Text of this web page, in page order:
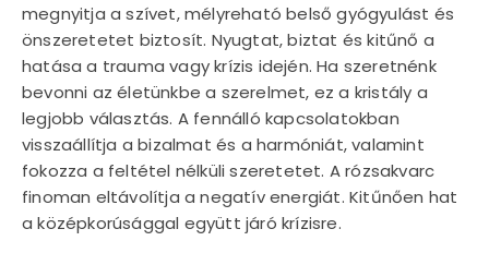
megnyitja a szívet, mélyreható belső gyógyulást és
önszeretetet biztosít. Nyugtat, biztat és kitűnő a
hatása a trauma vagy krízis idején. Ha szeretnénk
bevonni az életünkbe a szerelmet, ez a kristály a
legjobb választás. A fennálló kapcsolatokban
visszaállítja a bizalmat és a harmóniát, valamint
fokozza a feltétel nélküli szeretetet. A rózsakvarc
finoman eltávolítja a negatív energiát. Kitűnően hat
a középkorúsággal együtt járó krízisre.